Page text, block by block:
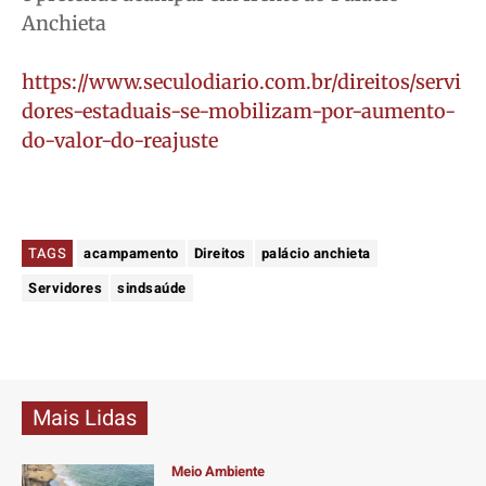
Anchieta
https://www.seculodiario.com.br/direitos/servi
dores-estaduais-se-mobilizam-por-aumento-
do-valor-do-reajuste
TAGS acampamento Direitos
palácio anchieta
Servidores
sindsaúde
Mais Lidas
Meio Ambiente